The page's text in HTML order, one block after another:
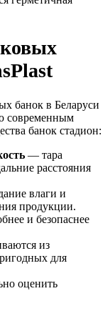
банок в Беларуси
современным
банок стадион:
— тара
расстояния
влаги и
продукции.
и безопаснее
из
для
оценить